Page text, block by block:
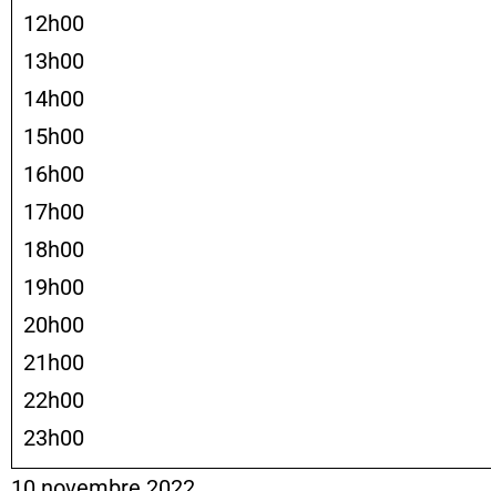
12h00
13h00
14h00
15h00
16h00
17h00
18h00
19h00
20h00
21h00
22h00
23h00